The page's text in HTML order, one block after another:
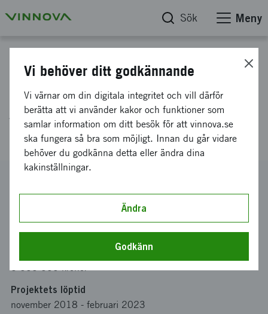
Sök Meny
E!12402, VASIP, Vaccine
Against Streptococcus suis
Infections in Pigs, Intervacc AB
2018-03052
Intervacc AB
5 000 000 kronor
Projektets löptid
november 2018 - februari 2023
Vi behöver ditt godkännande
Vi värnar om din digitala integritet och vill därför
berätta att vi använder kakor och funktioner som
samlar information om ditt besök för att vinnova.se
ska fungera så bra som möjligt. Innan du går vidare
behöver du godkänna detta eller ändra dina
kakinställningar.
Ändra
Godkänn